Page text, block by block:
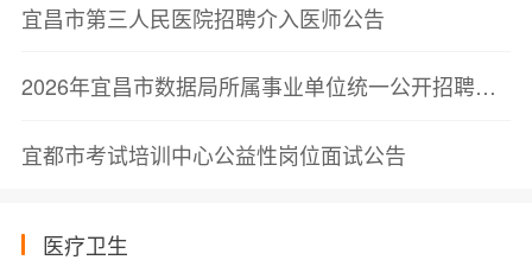
宜昌市第三人民医院招聘介入医师公告
2026年宜昌市数据局所属事业单位统一公开招聘工作人员拟聘用人员公示公告
宜都市考试培训中心公益性岗位面试公告
医疗卫生